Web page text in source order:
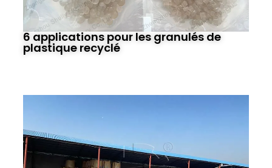
6 applications pour les granulés de
plastique recyclé